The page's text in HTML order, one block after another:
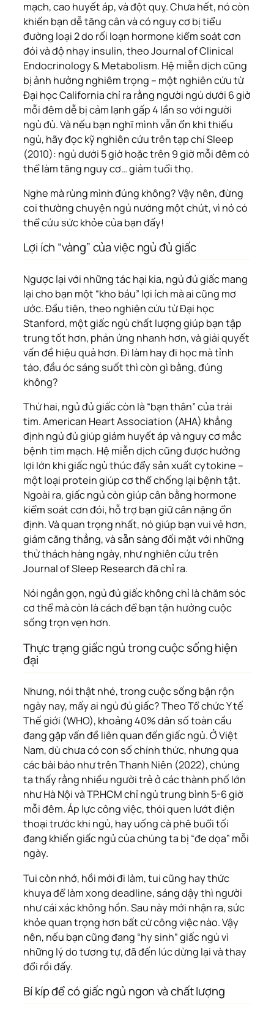
mạch, cao huyết áp, và đột quỵ. Chưa hết, nó còn
khiến bạn dễ tăng cân và có nguy cơ bị tiểu
đường loại 2 do rối loạn hormone kiểm soát cơn
đói và độ nhạy insulin, theoJournal of Clinical
Endocrinology & Metabolism. Hệ miễn dịch cũng
bị ảnh hưởng nghiêm trọng – một nghiên cứu từ
Đại học California chỉ ra rằng người ngủ dưới 6 giờ
mỗi đêm dễ bị cảm lạnh gấp 4 lần so với người
ngủ đủ. Và nếu bạn nghĩ mình vẫn ổn khi thiếu
ngủ, hãy đọc kỹ nghiên cứu trên tạp chíSleep
(2010): ngủ dưới 5 giờ hoặc trên 9 giờ mỗi đêm có
thể làm tăng nguy cơ… giảm tuổi thọ.
Nghe mà rùng mình đúng không? Vậy nên, đừng
coi thường chuyện ngủ nướng một chút, vì nó có
thể cứu sức khỏe của bạn đấy!
Lợi ích “vàng” của việc ngủ đủ giấc
Ngược lại với những tác hại kia, ngủ đủ giấc mang
lại cho bạn một “kho báu” lợi ích mà ai cũng mơ
ước. Đầu tiên, theo nghiên cứu từ Đại học
Stanford, một giấc ngủ chất lượng giúp bạn tập
trung tốt hơn, phản ứng nhanh hơn, và giải quyết
vấn đề hiệu quả hơn. Đi làm hay đi học mà tỉnh
táo, đầu óc sáng suốt thì còn gì bằng, đúng
không?
Thứ hai, ngủ đủ giấc còn là “bạn thân” của trái
tim.American Heart Association (AHA) khẳng
định ngủ đủ giúp giảm huyết áp và nguy cơ mắc
bệnh tim mạch. Hệ miễn dịch cũng được hưởng
lợi lớn khi giấc ngủ thúc đẩy sản xuất cytokine –
một loại protein giúp cơ thể chống lại bệnh tật.
Ngoài ra, giấc ngủ còn giúp cân bằng hormone
kiểm soát cơn đói, hỗ trợ bạn giữ cân nặng ổn
định. Và quan trọng nhất, nó giúp bạn vui vẻ hơn,
giảm căng thẳng, và sẵn sàng đối mặt với những
thử thách hàng ngày, như nghiên cứu trên
Journal of Sleep Researchđã chỉ ra.
Nói ngắn gọn, ngủ đủ giấc không chỉ là chăm sóc
cơ thể mà còn là cách để bạn tận hưởng cuộc
sống trọn vẹn hơn.
Thực trạng giấc ngủ trong cuộc sống hiện
đại
Nhưng, nói thật nhé, trong cuộc sống bận rộn
ngày nay, mấy ai ngủ đủ giấc? Theo Tổ chức Y tế
Thế giới (WHO), khoảng 40% dân số toàn cầu
đang gặp vấn đề liên quan đến giấc ngủ. Ở Việt
Nam, dù chưa có con số chính thức, nhưng qua
các bài báo như trênThanh Niên (2022), chúng
ta thấy rằng nhiều người trẻ ở các thành phố lớn
như Hà Nội và TP.HCM chỉ ngủ trung bình 5-6 giờ
mỗi đêm. Áp lực công việc, thói quen lướt điện
thoại trước khi ngủ, hay uống cà phê buổi tối
đang khiến giấc ngủ của chúng ta bị “đe dọa” mỗi
ngày.
Tui còn nhớ, hồi mới đi làm, tui cũng hay thức
khuya để làm xong deadline, sáng dậy thì người
như cái xác không hồn. Sau này mới nhận ra, sức
khỏe quan trọng hơn bất cứ công việc nào. Vậy
nên, nếu bạn cũng đang “hy sinh” giấc ngủ vì
những lý do tương tự, đã đến lúc dừng lại và thay
đổi rồi đấy.
Bí kíp để có giấc ngủ ngon và chất lượng